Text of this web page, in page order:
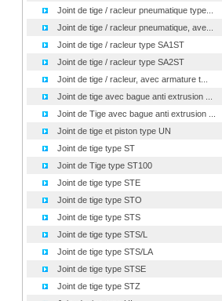
Joint de tige / racleur pneumatique type...
Joint de tige / racleur pneumatique, ave...
Joint de tige / racleur type SA1ST
Joint de tige / racleur type SA2ST
Joint de tige / racleur, avec armature t...
Joint de tige avec bague anti extrusion ...
Joint de Tige avec bague anti extrusion ...
Joint de tige et piston type UN
Joint de tige type ST
Joint de Tige type ST100
Joint de tige type STE
Joint de tige type STO
Joint de tige type STS
Joint de tige type STS/L
Joint de tige type STS/LA
Joint de tige type STSE
Joint de tige type STZ